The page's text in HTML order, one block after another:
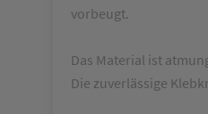
vorbeugt.
Das Material ist
Die zuverlässige